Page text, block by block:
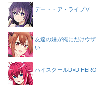
デート・ア・ライブⅤ
友達の妹が俺にだけウザ
い
ハイスクールD×D HERO